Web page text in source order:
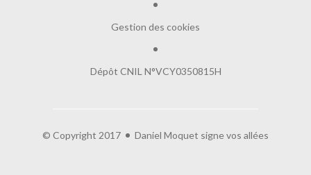
Gestion des cookies
Dépôt CNIL N°VCY0350815H
© Copyright 2017 Daniel Moquet signe vos allées